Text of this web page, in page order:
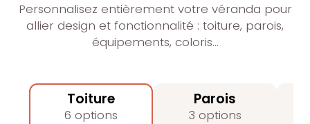
Personnalisez entièrement votre véranda pour
allier design et fonctionnalité : toiture, parois,
équipements, coloris…
Toiture
6 options
Parois
3 options